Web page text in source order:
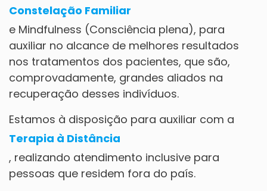
Constelação Familiar
e Mindfulness (Consciência plena), para
auxiliar no alcance de melhores resultados
nos tratamentos dos pacientes, que são,
comprovadamente, grandes aliados na
recuperação desses indivíduos.
Estamos à disposição para auxiliar com a
Terapia à Distância
, realizando atendimento inclusive para
pessoas que residem fora do país.